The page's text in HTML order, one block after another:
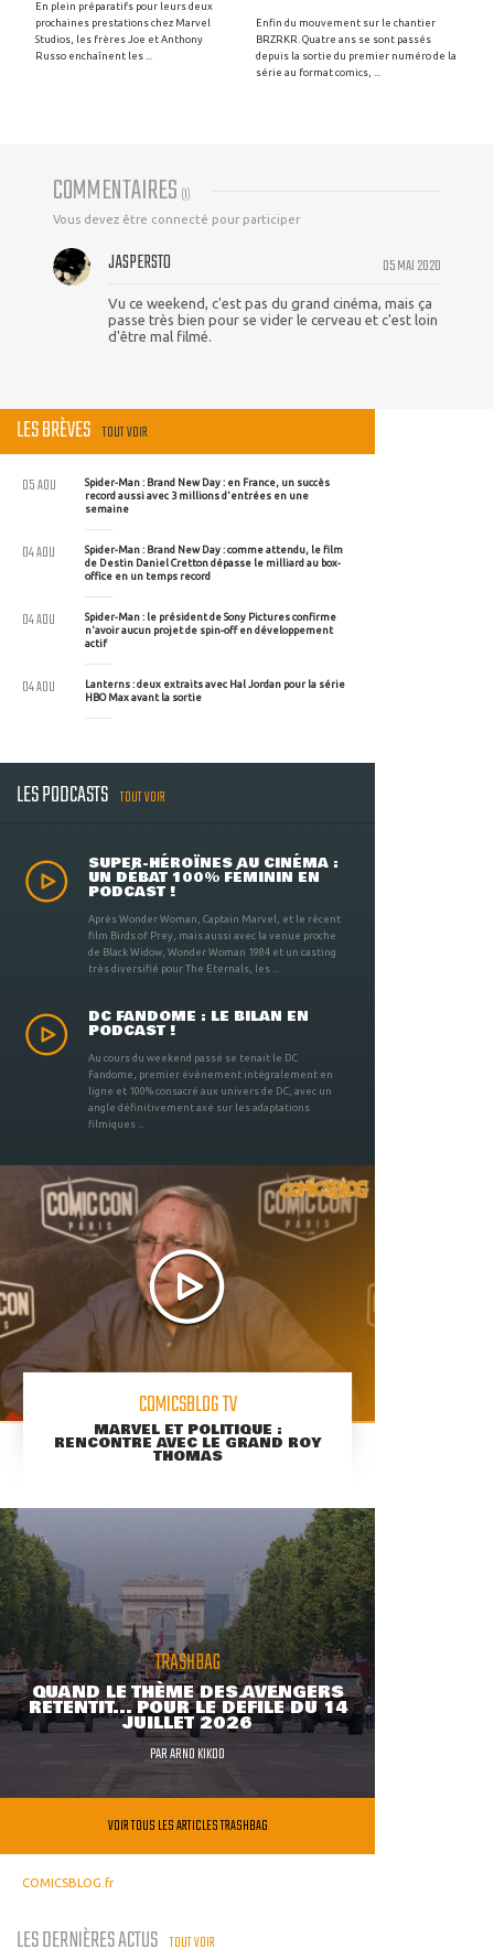
En plein préparatifs pour leurs deux
prochaines prestations chez Marvel
Studios, les frères Joe et Anthony
Russo enchaînent les ...
Enfin du mouvement sur le chantier
BRZRKR. Quatre ans se sont passés
depuis la sortie du premier numéro de la
série au format comics, ...
COMMENTAIRES (1)
Vous devez être connecté pour participer
05 MAI 2020
JASPERSTO
Vu ce weekend, c'est pas du grand cinéma, mais ça
passe très bien pour se vider le cerveau et c'est loin
d'être mal filmé.
LES BRÈVES TOUT VOIR
Spider-Man : Brand New Day : en France, un succès
record aussi avec 3 millions d'entrées en une
semaine
05 AOU
Spider-Man : Brand New Day : comme attendu, le film
de Destin Daniel Cretton dépasse le milliard au box-
office en un temps record
04 AOU
Spider-Man : le président de Sony Pictures confirme
n'avoir aucun projet de spin-off en développement
actif
04 AOU
Lanterns : deux extraits avec Hal Jordan pour la série
HBO Max avant la sortie
04 AOU
LES PODCASTS TOUT VOIR
SUPER-HÉROÏNES AU CINÉMA :
UN DÉBAT 100% FÉMININ EN
PODCAST !
Après Wonder Woman, Captain Marvel, et le récent
film Birds of Prey, mais aussi avec la venue proche
de Black Widow, Wonder Woman 1984 et un casting
très diversifié pour The Eternals, les ...
DC FANDOME : LE BILAN EN
PODCAST !
Au cours du weekend passé se tenait le DC
Fandome, premier évènement intégralement en
ligne et 100% consacré aux univers de DC, avec un
angle définitivement axé sur les adaptations
filmiques ...
COMICSBLOG TV
MARVEL ET POLITIQUE :
RENCONTRE AVEC LE GRAND ROY
THOMAS
TRASHBAG
QUAND LE THÈME DES AVENGERS
RETENTIT... POUR LE DÉFILÉ DU 14
JUILLET 2026
PARARNO KIKOO
VOIR TOUS LES ARTICLES TRASHBAG
COMICSBLOG.fr
LES DERNIÈRES ACTUS TOUT VOIR